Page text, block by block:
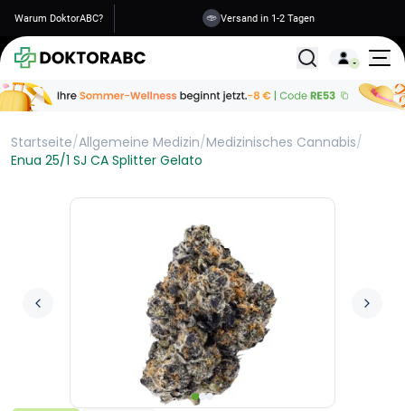
Warum DoktorABC? Versand in 1-2 Tagen
Alle
Startseite/Allgemeine Medizin/Medizinisches Cannabis/
Enua 25/1 SJ CA Splitter Gelato